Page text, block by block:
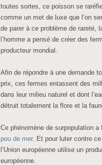
toutes sortes, ce poisson se
comme un met de luxe que l’on
de parer à ce problème de rareté,
l’homme a pensé de créer des
producteur mondial.
Afin de répondre à une demande
prix, ces fermes entassent des
dans leur milieu naturel et dont
détruit totalement la flore et la
Ce phénomène de surpopulation a
pou de mer. Et pour luter contre
l’Union européenne utilise un
européenne.